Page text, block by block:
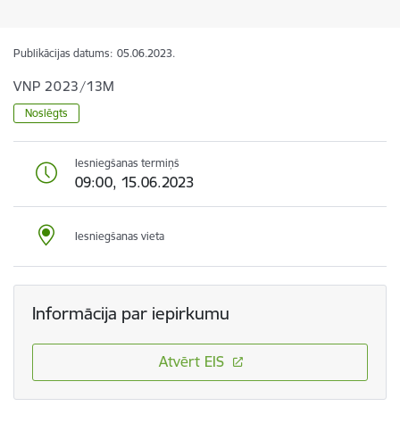
Publikācijas datums: 05.06.2023.
VNP 2023/13M
Noslēgts
Iesniegšanas termiņš
09:00, 15.06.2023
Iesniegšanas vieta
Informācija par iepirkumu
Atvērt EIS